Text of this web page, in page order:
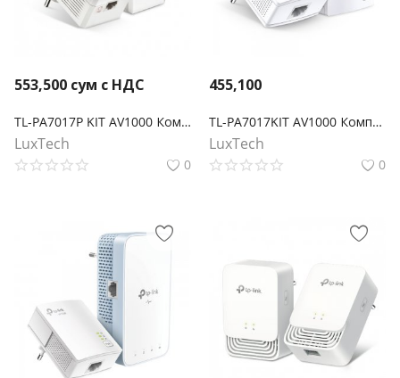
553,500 сум с НДС
TL-PA7017P KIT AV1000 Комплект гигабитных Powerline-адаптеров со встроенной розеткой
LuxTech
0
455,100
TL-PA7017KIT AV1000 Комплект гигабитных адаптеров Powerline
LuxTech
0